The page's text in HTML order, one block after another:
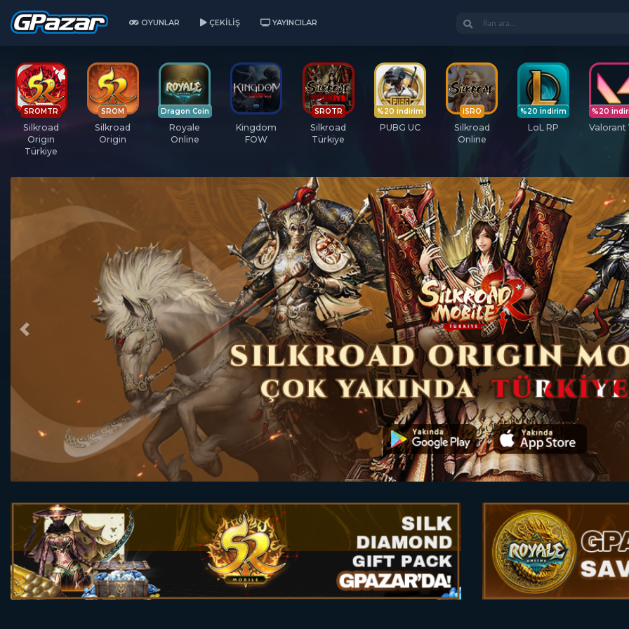
OYUNLAR ÇEKILIŞ YAYINCILAR
SROMTR
Silkroad
Origin
Türkiye
SROM
Silkroad
Origin
Dragon Coin
Royale
Online
Kingdom
FOW
SROTR
Silkroad
Türkiye
%20 İndirim
PUBG UC
iSRO
Silkroad
Online
%20 İndirim
LoL RP
%20
Valorant
Previous